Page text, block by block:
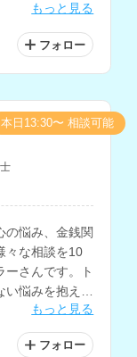
れます。もっと見る
フォロー
の悩み、金銭関
々な相談を10
ーさんです。ト
悩みを抱えて
もっと見る
フォロー
本日13:30〜 相談可能